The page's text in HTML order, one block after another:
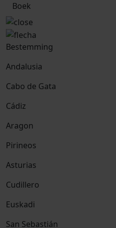
Boek
Bestemming
Andalusia
Cabo de Gata
Cádiz
Aragon
Pirineos
Asturias
Cudillero
Euskadi
San Sebastián